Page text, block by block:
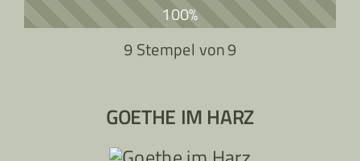
100%
9 Stempel von9
GOETHE IM HARZ